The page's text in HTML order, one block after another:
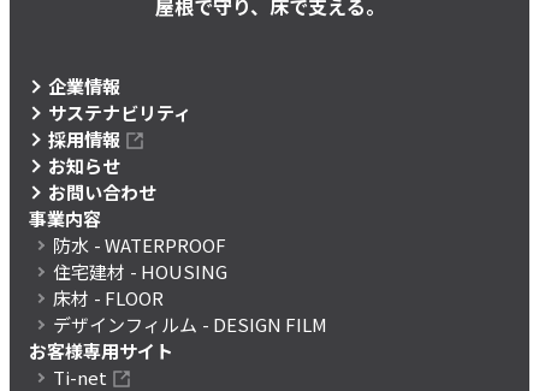
屋根で守り、床で支える。
企業情報
サステナビリティ
採用情報
お知らせ
お問い合わせ
事業内容
防水 - WATERPROOF
住宅建材 - HOUSING
床材 - FLOOR
デザインフィルム - DESIGN FILM
お客様専用サイト
Ti-net